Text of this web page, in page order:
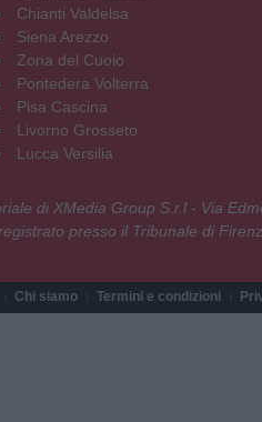
Chianti Valdelsa
Siena Arezzo
Zona del Cuoio
Pontedera Volterra
Pisa Cascina
Livorno Grosseto
Lucca Versilia
di XMedia Group S.r.l - Via
presso il Tribunale di
Chi siamo Termini e condizioni